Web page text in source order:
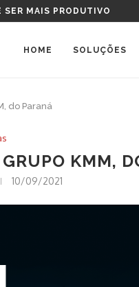
SER MAIS PRODUTIVO
HOME SOLUÇÕES
do Paraná
KMM,
10/09/2021